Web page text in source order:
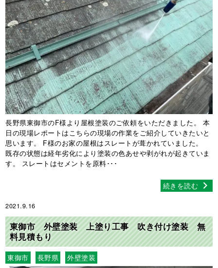
長野県東御市のF様より屋根塗装のご依頼をいただきました。 本
日の現場レポートはこちらの現場の作業をご紹介していきたいと
思います。 F様のお家の屋根はスレートが葺かれていました。
既存の状態は経年劣化により塗装の色あせや剥がれが起きていま
す。 スレートはセメントを原料･･･
続きを読む
2021.9.16
東御市 外壁塗装 上塗り工事 吹き付け塗装 無
料見積もり
東御市 長野県 外壁塗装